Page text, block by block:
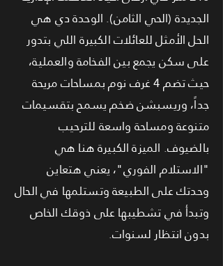
الجديدة (الحي الثامن). الوحدة دي هي
الحل الأمثل للعائلات الكبيرة اللي بتدور
على سكن يجمع بين الفخامة والعملية،
حيث تضم 4 غرف نوم بمساحات مريحة
جداً، وريسبشن ضخم يسمح بتقسيمات
متنوعة ومساحة واسعة للترحيب
بالضيوف. الميزة الكبيرة هنا هي
"الاستلام الفوري"، يعني هتعاين
وحدتك على الطبيعة وتستلمها في الحال
وتبدأ في تشطيبها على ذوقك الخاص
بدون انتظار لسنوات.